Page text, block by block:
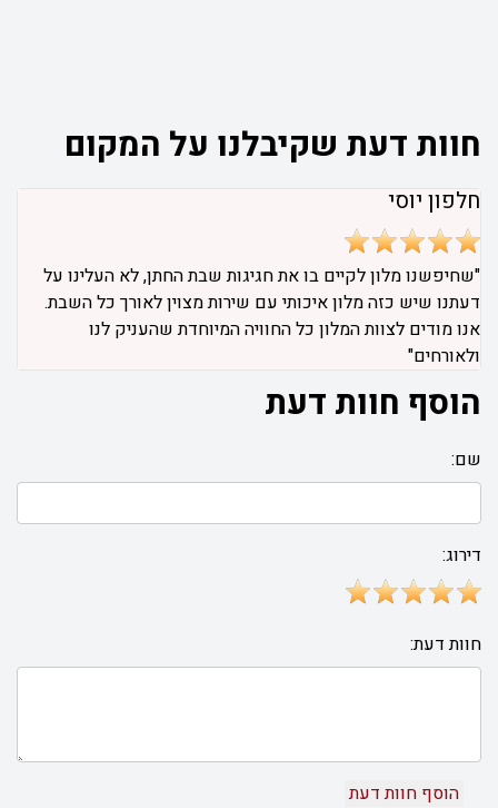
חוות דעת שקיבלנו על המקום
חלפון יוסי
"שחיפשנו מלון לקיים בו את חגיגות שבת החתן, לא העלינו על
דעתנו שיש כזה מלון איכותי עם שירות מצוין לאורך כל השבת.
אנו מודים לצוות המלון כל החוויה המיוחדת שהעניק לנו
ולאורחים"
הוסף חוות דעת
שם:
דירוג:
חוות דעת: